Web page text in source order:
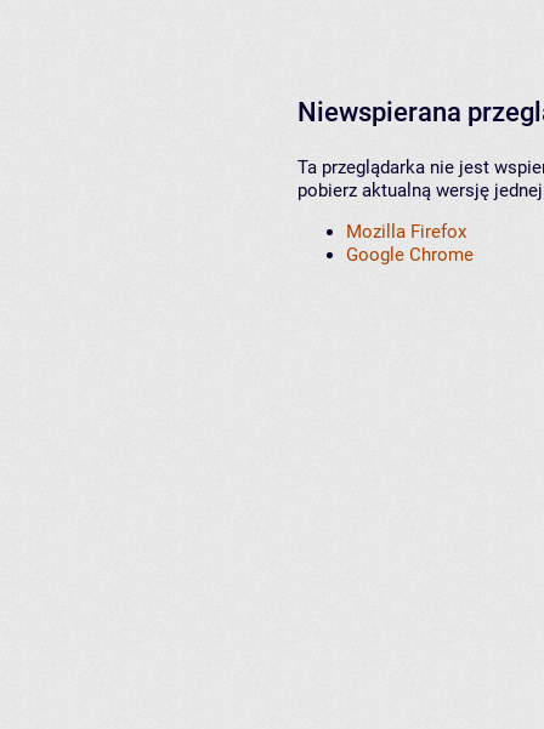
Niewspierana
Ta przeglądarka nie jest
pobierz aktualną wersję
Mozilla Firefox
Google Chrome